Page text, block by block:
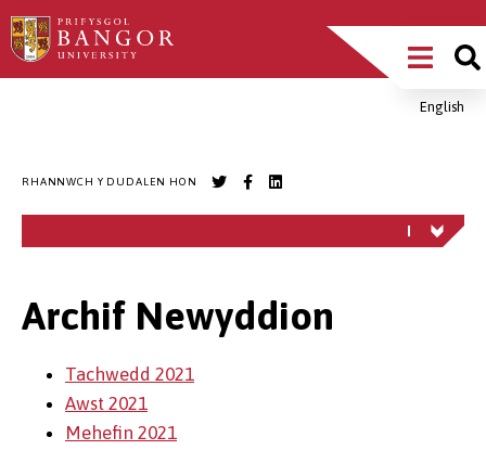
Sgipiwch
i’r
Main
MenuEnglish
RHANNWCH Y DUDALEN HON
Archif Newyddion
Tachwedd 2021
Awst 2021
Mehefin 2021